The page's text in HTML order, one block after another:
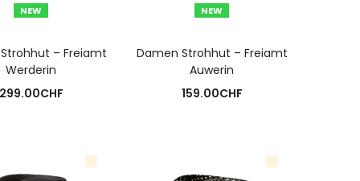
NEW
– Freiamt
Werderin
CHF
NEW
Damen Strohhut – Freiamt
Auwerin
159.00CHF